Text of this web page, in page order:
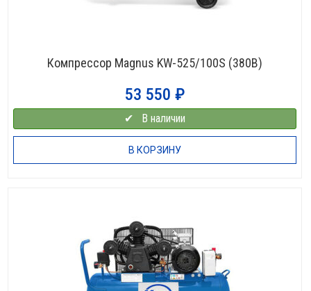
Компрессор Magnus KW-525/100S (380В)
53 550 ₽
✔⠀В наличии
В КОРЗИНУ